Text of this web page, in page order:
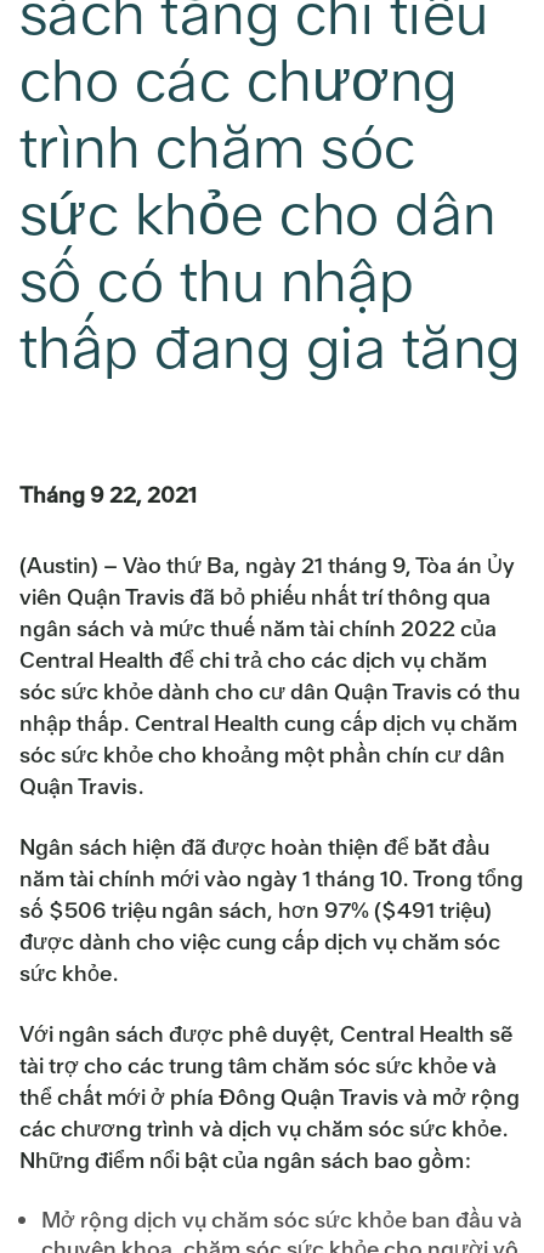
cho các chương
trình chăm sóc
sức khỏe cho dân
số có thu nhập
thấp đang gia tăng
Tháng 9 22, 2021
(Austin) – Vào thứ Ba, ngày 21 tháng 9, Tòa án Ủy
viên Quận Travis đã bỏ phiếu nhất trí thông qua
ngân sách và mức thuế năm tài chính 2022 của
Central Health để chi trả cho các dịch vụ chăm
sóc sức khỏe dành cho cư dân Quận Travis có thu
nhập thấp. Central Health cung cấp dịch vụ chăm
sóc sức khỏe cho khoảng một phần chín cư dân
Quận Travis.
Ngân sách hiện đã được hoàn thiện để bắt đầu
năm tài chính mới vào ngày 1 tháng 10. Trong tổng
số $506 triệu ngân sách, hơn 97% ($491 triệu)
được dành cho việc cung cấp dịch vụ chăm sóc
sức khỏe.
Với ngân sách được phê duyệt, Central Health sẽ
tài trợ cho các trung tâm chăm sóc sức khỏe và
thể chất mới ở phía Đông Quận Travis và mở rộng
các chương trình và dịch vụ chăm sóc sức khỏe.
Những điểm nổi bật của ngân sách bao gồm:
Mở rộng dịch vụ chăm sóc sức khỏe ban đầu và